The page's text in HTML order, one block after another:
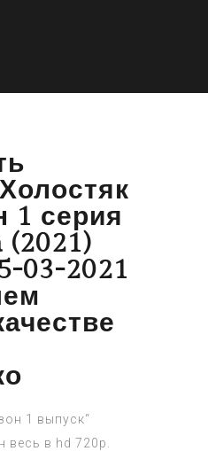
1 серия
(2021)
03-2021
1 выпуск“
весь в hd 720p.